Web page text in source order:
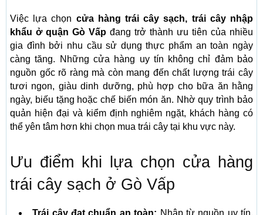
Việc lựa chọn cửa hàng trái cây sạch, trái cây nhập
khẩu ở quận Gò Vấp đang trở thành ưu tiên của nhiều
gia đình bởi nhu cầu sử dụng thực phẩm an toàn ngày
càng tăng. Những cửa hàng uy tín không chỉ đảm bảo
nguồn gốc rõ ràng mà còn mang đến chất lượng trái cây
tươi ngon, giàu dinh dưỡng, phù hợp cho bữa ăn hằng
ngày, biếu tặng hoặc chế biến món ăn. Nhờ quy trình bảo
quản hiện đại và kiểm định nghiêm ngặt, khách hàng có
thể yên tâm hơn khi chọn mua trái cây tại khu vực này.
Ưu điểm khi lựa chọn cửa hàng
trái cây sạch ở Gò Vấp